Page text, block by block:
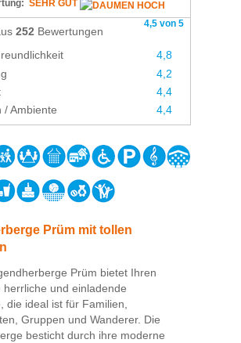
SEHR GUT
4,5 von 5
252 Bewertungen
4,8
4,2
4,4
/ Ambiente
4,4
Prüm mit tollen
Prüm bietet Ihren
herrliche und einladende
die ideal ist für Familien,
Gruppen und Wanderer. Die
besticht durch ihre moderne